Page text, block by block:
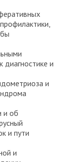
и
и
и об
и пути
и